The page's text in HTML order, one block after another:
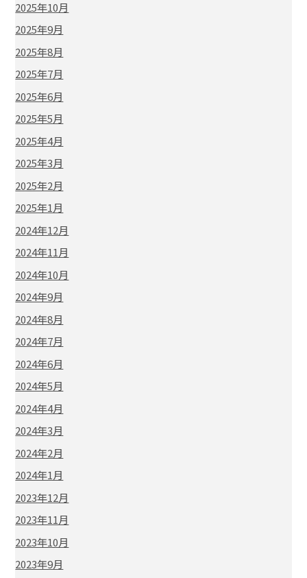
2025年10月
2025年9月
2025年8月
2025年7月
2025年6月
2025年5月
2025年4月
2025年3月
2025年2月
2025年1月
2024年12月
2024年11月
2024年10月
2024年9月
2024年8月
2024年7月
2024年6月
2024年5月
2024年4月
2024年3月
2024年2月
2024年1月
2023年12月
2023年11月
2023年10月
2023年9月